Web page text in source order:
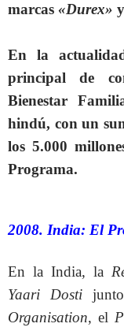
marcas «Durex» y
En la
principal de
Bienestar
hindú, con un
los 5.000
Programa.
2008. India: El
En la India, la
Yaari Dosti
Organisation, el